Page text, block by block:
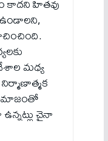
మ‌ధ్య
నిర్మాణాత్మక
చైనా